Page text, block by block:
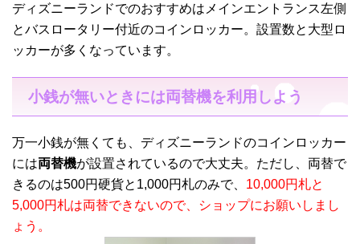
ディズニーランドでのおすすめはメインエントランス左側
とバスロータリー付近のコインロッカー。設置数と大型ロ
ッカーが多くなっています。
小銭が無いときには両替機を利用しよう
万一小銭が無くても、ディズニーランドのコインロッカー
には両替機が設置されているので大丈夫。ただし、両替で
きるのは500円硬貨と1,000円札のみで、 10,000円札と
5,000円札は両替できないので、ショップにお願いしまし
ょう。